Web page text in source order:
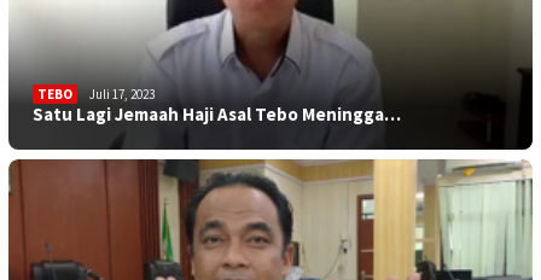
TEBO Juli 17, 2023
Satu Lagi Jemaah Haji Asal Tebo Meningga…